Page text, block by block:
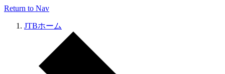
Return to Nav
JTBホーム